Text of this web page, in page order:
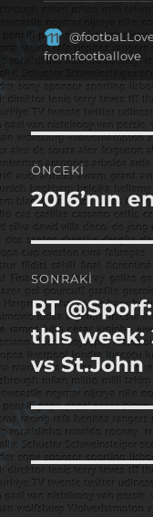
Yazar
from:footballove
Yazı
gezinmesi
ÖNCEKI
Önceki
yazı:
2016’nın
SONRAKI
Sonraki
yazı:
RT
this
vs St.John